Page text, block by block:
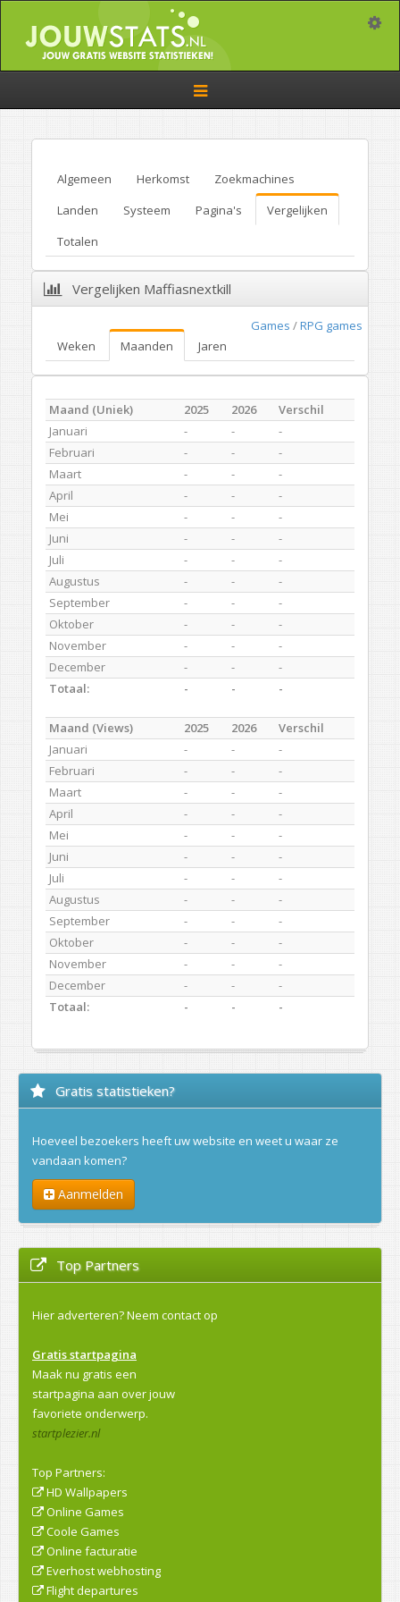
Toggle
navigation
Algemeen Herkomst
Zoekmachines
Landen
Systeem Pagina's
Vergelijken
Totalen
Vergelijken Maffiasnextkill
Games /RPG games
Weken
Maanden Jaren
Maand (Uniek) 2025 2026
Verschil
Januari
- -
-
Februari
- -
-
Maart
- -
-
April
- -
-
Mei
- -
-
Juni
- -
-
Juli
- -
-
Augustus
- -
-
September
- -
-
Oktober
- -
-
November
- -
-
December
- -
-
Totaal:
- - -
Maand (Views) 2025 2026
Verschil
Januari
- -
-
Februari
- -
-
Maart
- -
-
April
- -
-
Mei
- -
-
Juni
- -
-
Juli
- -
-
Augustus
- -
-
September
- -
-
Oktober
- -
-
November
- -
-
December
- -
-
Totaal:
- - -
Gratis statistieken?
Hoeveel bezoekers heeft uw website en weet u waar ze
vandaan komen?
Aanmelden
Top Partners
Hier adverteren?Neem contact op
Gratis startpagina
Maak nu gratis een
startpagina aan over jouw
favoriete onderwerp.
startplezier.nl
Top Partners:
HD Wallpapers
Online Games
Coole Games
Online facturatie
Everhost webhosting
Flight departures